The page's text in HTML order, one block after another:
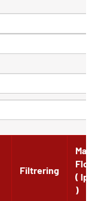
Filtrering
Max
(
)